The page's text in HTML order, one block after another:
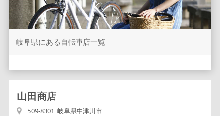
岐阜県にある自転車店一覧
山田商店
509-8301 岐阜県中津川市